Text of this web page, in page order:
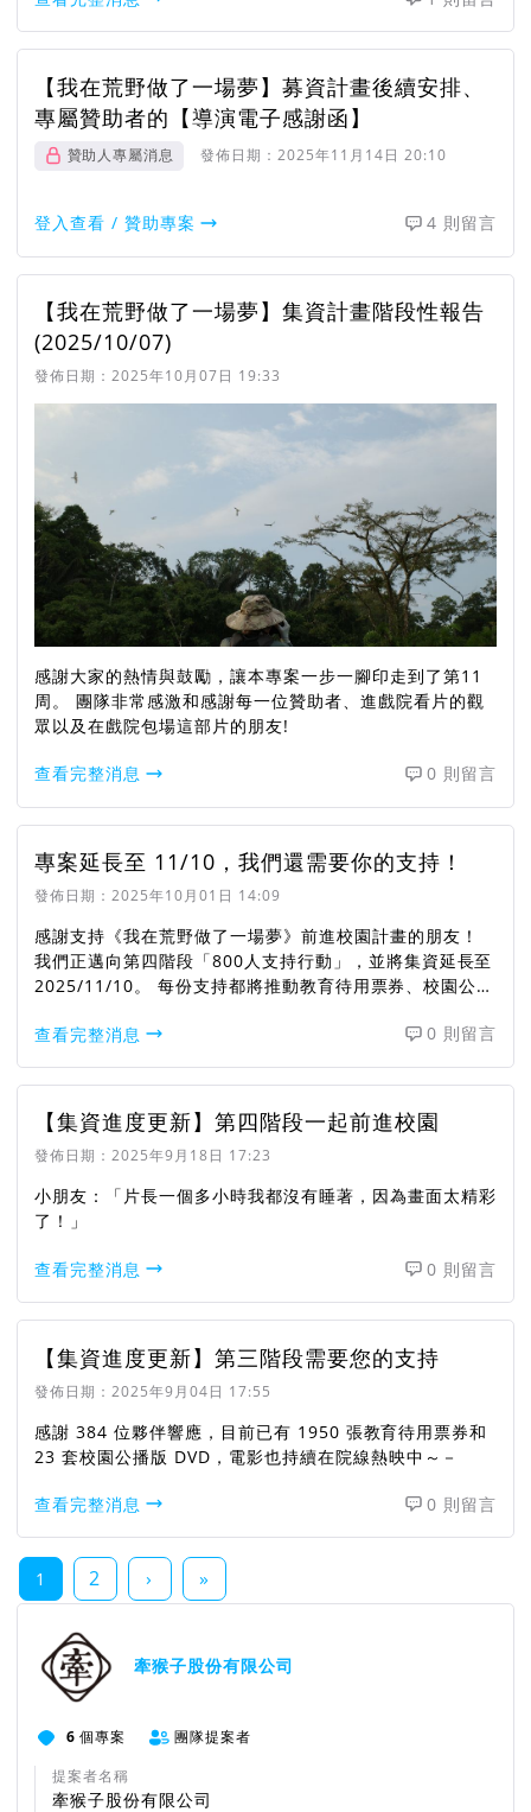
【我在荒野做了一場夢】募資計畫後續安排、
專屬贊助者的【導演電子感謝函】
贊助人專屬消息 發佈日期：2025年11月14日 20:10
登入查看 / 贊助專案 4 則留言
【我在荒野做了一場夢】集資計畫階段性報告
(2025/10/07)
發佈日期： 2025年10月07日 19:33
感謝大家的熱情與鼓勵，讓本專案一步一腳印走到了第11
周。 團隊非常感激和感謝每一位贊助者、進戲院看片的觀
眾以及在戲院包場這部片的朋友!
查看完整消息 0 則留言
專案延長至 11/10，我們還需要你的支持！
發佈日期： 2025年10月01日 14:09
感謝支持《我在荒野做了一場夢》前進校園計畫的朋友！
我們正邁向第四階段「800人支持行動」，並將集資延長至
2025/11/10。 每份支持都將推動教育待用票券、校園公
延續。
查看完整消息 0 則留言
【集資進度更新】第四階段一起前進校園
發佈日期： 2025年9月18日 17:23
小朋友：「片長一個多小時我都沒有睡著，因為畫面太精彩
了！」
查看完整消息 0 則留言
【集資進度更新】第三階段需要您的支持
發佈日期： 2025年9月04日 17:55
感謝 384 位夥伴響應，目前已有 1950 張教育待用票券和
23 套校園公播版 DVD，電影也持續在院線熱映中～－
查看完整消息 0 則留言
1 2 › »
牽猴子股份有限公司
6 個專案
團隊提案者
提案者名稱
牽猴子股份有限公司